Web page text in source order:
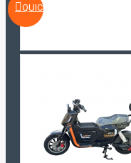
QUICKVIEW